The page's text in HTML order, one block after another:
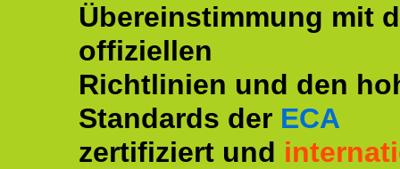
Übereinstimmung mit
offiziellen
Richtlinien und den
Standards der ECA
zertifiziert und